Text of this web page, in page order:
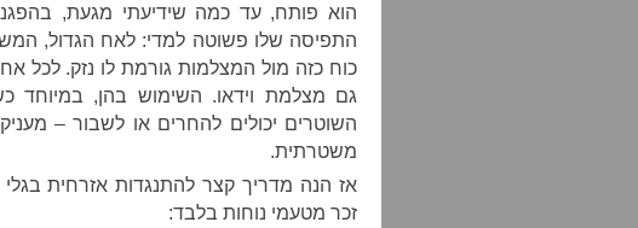
הוא פותח, עד כמה שידיעתי מגעת,
התפיסה שלו פשוטה למדי: לאח הגדול,
כוח כזה מול המצלמות גורמת לו נזק. לכל
גם מצלמת וידאו. השימוש בהן, במיוחד
השוטרים יכולים להחרים או לשבור –
משטרתית.
אז הנה מדריך קצר להתנגדות אזרחית
זכר מטעמי נוחות בלבד: